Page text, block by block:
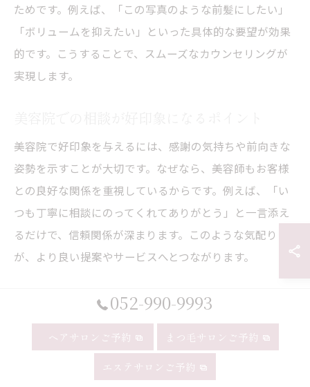
ためです。例えば、「この写真のような前髪にしたい」
「ボリュームを抑えたい」といった具体的な要望が効果
的です。こうすることで、スムーズなカウンセリングが
実現します。
美容院で好印象を与えるには、感謝の気持ちや前向きな
姿勢を示すことが大切です。なぜなら、美容師もお客様
との良好な関係を重視しているからです。例えば、「い
つも丁寧に相談にのってくれてありがとう」と一言添え
るだけで、信頼関係が深まります。このような気配り
が、より良い提案やサービスへとつながります。
トレンドと個性を両立する相談の進
め方
052-990-9993
ヘアサロンご予約 まつ毛サロンご予約
エステサロンご予約